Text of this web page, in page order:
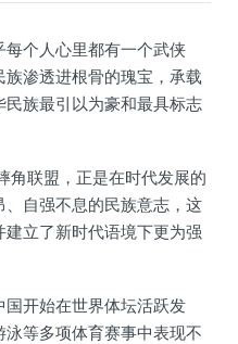
个人心里都有一个武侠
渗透进根骨的瑰宝，承载
族最引以为豪和最具标志
角联盟，正是在时代发展的
自强不息的民族意志，这
立了新时代语境下更为强
开始在世界体坛活跃发
等多项体育赛事中表现不